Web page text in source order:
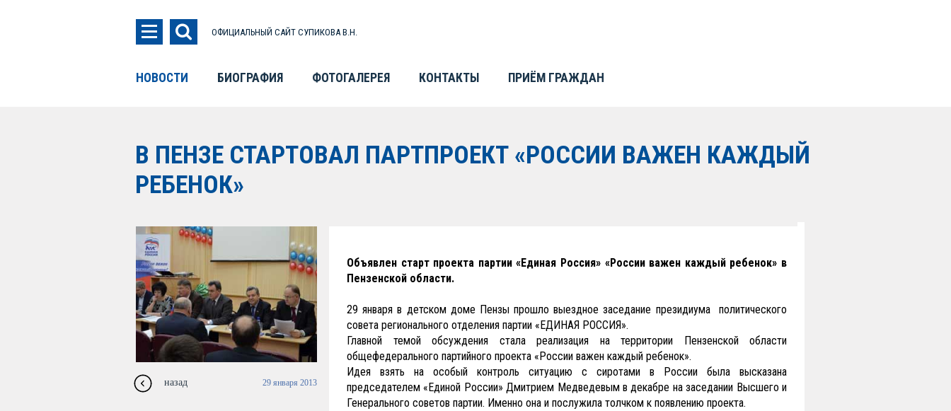
ОФИЦИАЛЬНЫЙ САЙТ СУПИКОВА В.Н.
НОВОСТИ БИОГРАФИЯ ФОТОГАЛЕРЕЯ КОНТАКТЫ ПРИЁМ ГРАЖДАН
В ПЕНЗЕ СТАРТОВАЛ ПАРТПРОЕКТ «РОССИИ ВАЖЕН КАЖДЫЙ
РЕБЕНОК»
назад 29 января 2013
Объявлен старт проекта партии «Единая Россия» «России важен каждый ребенок» в
Пензенской области.
29 января в детском доме Пензы прошло выездное заседание президиума политического
совета регионального отделения партии «ЕДИНАЯ РОССИЯ».
Главной темой обсуждения стала реализация на территории Пензенской области
общефедерального партийного проекта «России важен каждый ребенок».
Идея взять на особый контроль ситуацию с сиротами в России была высказана
председателем «Единой России» Дмитрием Медведевым в декабре на заседании Высшего и
Генерального советов партии. Именно она и послужила толчком к появлению проекта.